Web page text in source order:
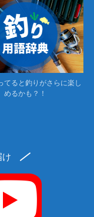
てると釣りがさらに楽し
めるかも？！
け